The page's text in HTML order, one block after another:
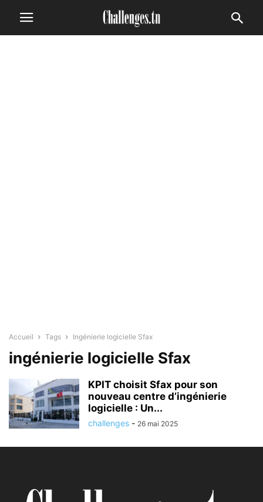
Accueil Tags Ingénierie logicielle Sfax
ingénierie logicielle Sfax
KPIT choisit Sfax pour son
nouveau centre d’ingénierie
logicielle : Un...
challenges - 26 mai 2025